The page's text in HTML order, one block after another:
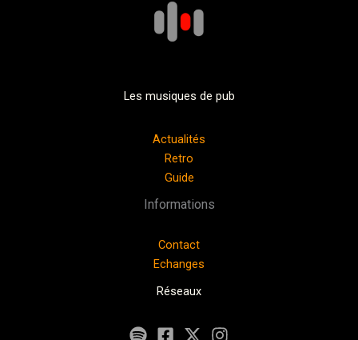
Les musiques de pub
Actualités
Retro
Guide
Informations
Contact
Echanges
Réseaux